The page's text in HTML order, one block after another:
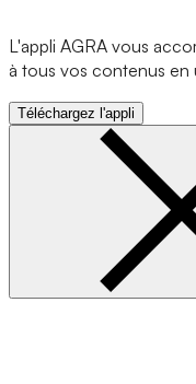
L'appli AGRA vous
à tous vos contenus en
Téléchargez l'appli